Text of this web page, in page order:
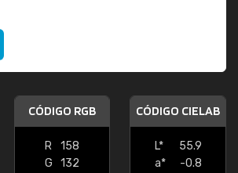
CÓDIGO RGB
R
158
G
132
CÓDIGO CIELAB
L*
55.9
a*
-0.8